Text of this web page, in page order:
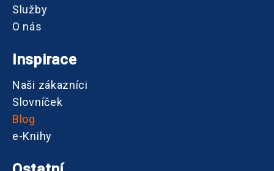
Služby
O nás
Inspirace
Naši zákazníci
Slovníček
Blog
e-Knihy